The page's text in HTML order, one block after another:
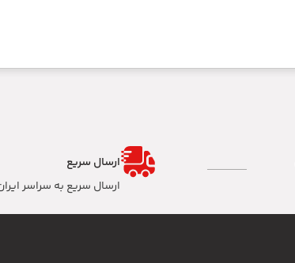
ارسال سریع
ارسال سریع به سراسر